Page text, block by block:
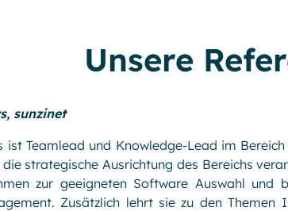
Unsere
sunzinet
ist Teamlead und Knowledge-Lead im
strategische Ausrichtung des Bereichs
zur geeigneten Software Auswahl
Zusätzlich lehrt sie zu den